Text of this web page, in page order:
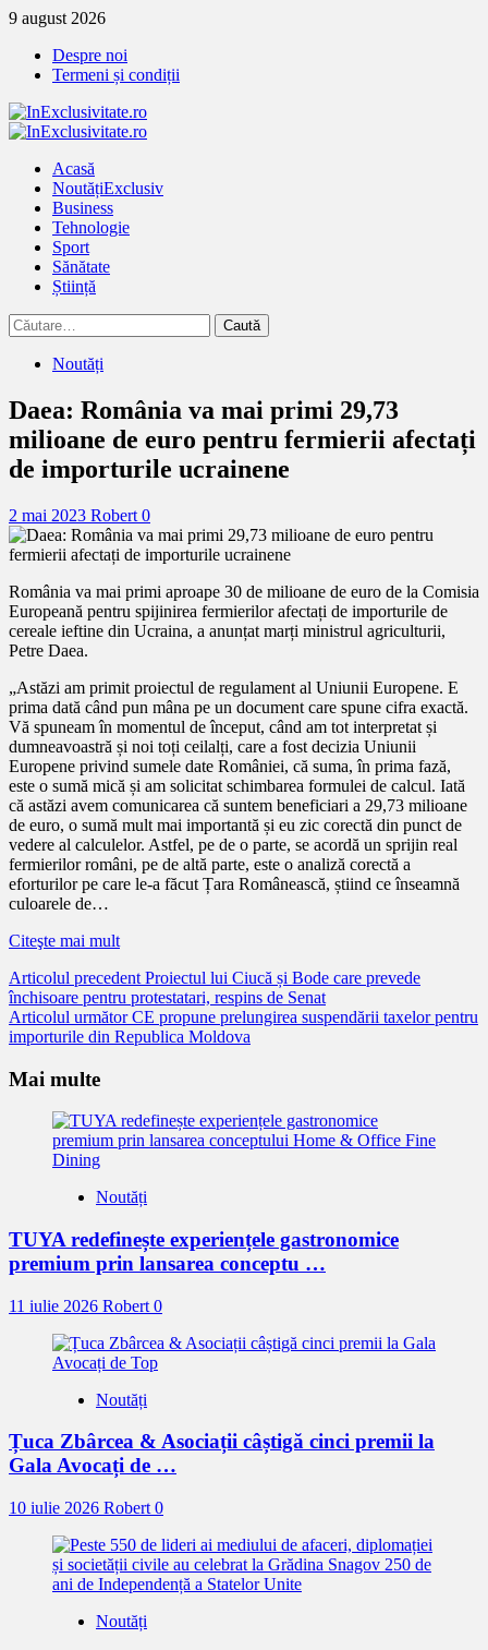
Treci
continut
9 august 2026
Despre noi
Termeni și condiții
Primary
Acasă
NoutățiExclusiv
Business
Tehnologie
Sport
Sănătate
Știință
Caută
după:
Noutăți
Daea: România va mai primi 29,73
milioane de euro pentru fermierii afectați
de importurile ucrainene
2 mai 2023 Robert 0
România va mai primi aproape 30 de milioane de euro de la Comisia
Europeană pentru spijinirea fermierilor afectați de importurile de
cereale ieftine din Ucraina, a anunțat marți ministrul agriculturii,
Petre Daea.
„Astăzi am primit proiectul de regulament al Uniunii Europene. E
prima dată când pun mâna pe un document care spune cifra exactă.
Vă spuneam în momentul de început, când am tot interpretat și
dumneavoastră și noi toți ceilalți, care a fost decizia Uniunii
Europene privind sumele date României, că suma, în prima fază,
este o sumă mică și am solicitat schimbarea formulei de calcul. Iată
că astăzi avem comunicarea că suntem beneficiari a 29,73 milioane
de euro, o sumă mult mai importantă și eu zic corectă din punct de
vedere al calculelor. Astfel, pe de o parte, se acordă un sprijin real
fermierilor români, pe de altă parte, este o analiză corectă a
eforturilor pe care le-a făcut Țara Românească, știind ce înseamnă
culoarele de…
Citeşte mai mult
Citește
mai
mult
Articolul precedent Proiectul lui Ciucă și Bode care prevede
închisoare pentru protestatari, respins de Senat
Articolul următorCE propune prelungirea suspendării taxelor pentru
importurile din Republica Moldova
Mai multe
Noutăți
TUYA redefinește experiențele gastronomice
premium prin lansarea conceptu …
11 iulie 2026 Robert 0
Noutăți
Țuca Zbârcea & Asociații câștigă cinci premii la
Gala Avocați de …
10 iulie 2026 Robert 0
Noutăți